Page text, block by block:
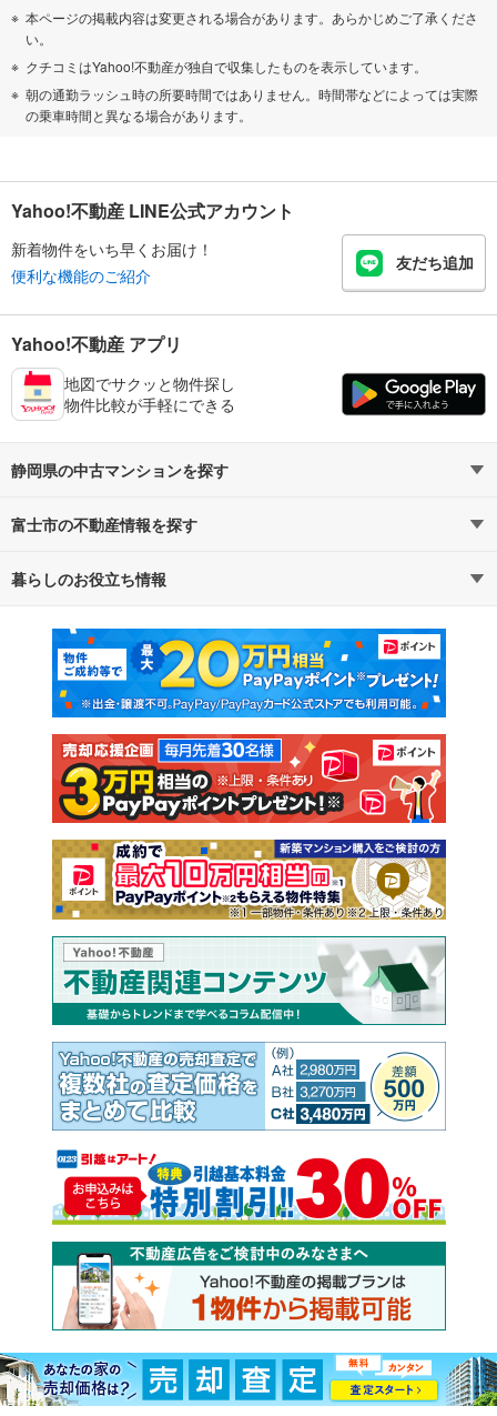
本ページの掲載内容は変更される場合があります。あらかじめご了承くださ
い。
クチコミはYahoo!不動産が独自で収集したものを表示しています。
朝の通勤ラッシュ時の所要時間ではありません。時間帯などによっては実際
の乗車時間と異なる場合があります。
Yahoo!不動産 LINE公式アカウント
新着物件をいち早くお届け！
便利な機能のご紹介
友だち追加
Yahoo!不動産 アプリ
地図でサクッと物件探し
物件比較が手軽にできる
静岡県の中古マンションを探す
路線・駅から探す
通勤・通学時間から探す
富士市の不動産情報を探す
不動産・住宅
新築マンション 中古マンション
新築一戸建て 中古一戸建て
注文住宅 土地
売却査定
暮らしのお役立ち情報
マンションカタログ 教えて！住まいの先生